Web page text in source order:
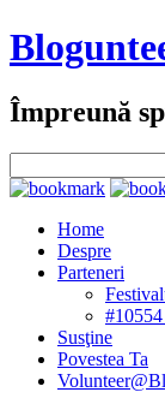
Împreună
Home
Despre
Parteneri
Susţine
Povestea Ta